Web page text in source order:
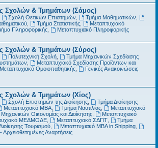
Σχολών & Τμημάτων (Σάμος)
Σχολή Θετικών Επιστημών Τμήμα Μαθηματικών
Τμήμα Στατιστικής,
Μεταπτυχιακό
Πληροφορικής,
Μεταπτυχιακό Πληροφορικής
Σχολών & Τμημάτων (Σύρος)
Πολυτεχνική Σχολή,
Τμήμα Μηχανικών Σχεδίασης
Μεταπτυχιακό Σχεδίασης Προϊόντων και
Μεταπτυχιακό Ομοιοπαθητικής,
Γενικές Ανακοινώσεις
Σχολών & Τμημάτων (Χίος)
Σχολή Επιστημών της Διοίκησης,
Τμήμα Διοίκησης
Μεταπτυχιακό MBA, Τμήμα Ναυτιλίας,
Μεταπτυχιακό
Οικονομίας και Διοίκησης,
Μεταπτυχιακό
ΜΕΔΜΟΔΕ, Μεταπτυχιακό ΣΔΠΤ,
Τμήμα
Τουρισμού
Μεταπτυχιακό MBA in Shipping,
Αρχειοθετημένες Αναρτήσεις